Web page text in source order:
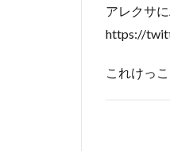
アレクサ
https://
これけっ